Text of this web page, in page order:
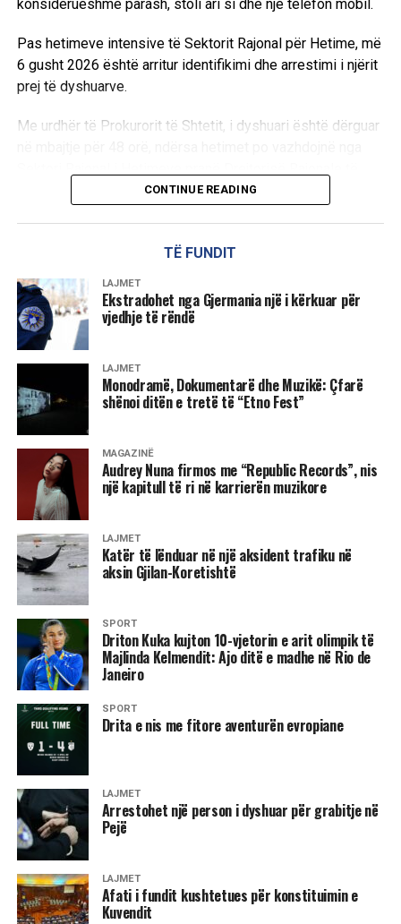
konsiderueshme parash, stoli ari si dhe një telefon mobil.
Pas hetimeve intensive të Sektorit Rajonal për Hetime, më
6 gusht 2026 është arritur identifikimi dhe arrestimi i njërit
prej të dyshuarve.
Me urdhër të Prokurorit të Shtetit, i dyshuari është dërguar
Policisë në Pejë. /E.A/CONTINUE READING
TË FUNDIT
LAJMET
Ekstradohet nga Gjermania një i kërkuar për
vjedhje të rëndë
LAJMET
Monodramë, Dokumentarë dhe Muzikë: Çfarë
shënoi ditën e tretë të “Etno Fest”
MAGAZINË
Audrey Nuna firmos me “Republic Records”, nis
një kapitull të ri në karrierën muzikore
LAJMET
Katër të lënduar në një aksident trafiku në
aksin Gjilan-Koretishtë
SPORT
Driton Kuka kujton 10-vjetorin e arit olimpik të
Majlinda Kelmendit: Ajo ditë e madhe në Rio de
Janeiro
SPORT
Drita e nis me fitore aventurën evropiane
LAJMET
Arrestohet një person i dyshuar për grabitje në
Pejë
LAJMET
Afati i fundit kushtetues për konstituimin e
Kuvendit